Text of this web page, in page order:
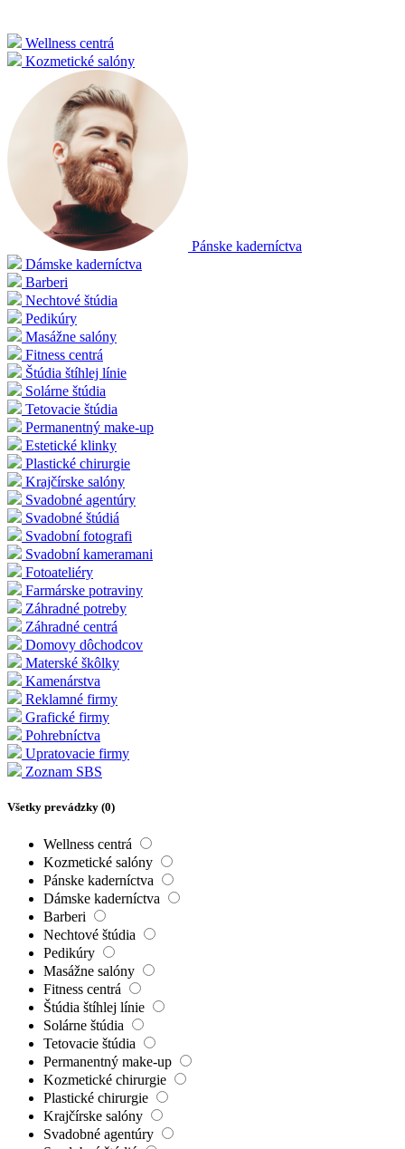
Wellness centrá
Kozmetické salóny
Pánske kaderníctva
Dámske kaderníctva
Barberi
Nechtové štúdia
Pedikúry
Masážne salóny
Fitness centrá
Štúdia štíhlej línie
Solárne štúdia
Tetovacie štúdia
Permanentný make-up
Estetické klinky
Plastické chirurgie
Krajčírske salóny
Svadobné agentúry
Svadobné štúdiá
Svadobní fotografi
Svadobní kameramani
Fotoateliéry
Farmárske potraviny
Záhradné potreby
Záhradné centrá
Domovy dôchodcov
Materské škôlky
Kamenárstva
Reklamné firmy
Grafické firmy
Pohrebníctva
Upratovacie firmy
Zoznam SBS
Všetky prevádzky (0)
Wellness centrá
Kozmetické salóny
Pánske kaderníctva
Dámske kaderníctva
Barberi
Nechtové štúdia
Pedikúry
Masážne salóny
Fitness centrá
Štúdia štíhlej línie
Solárne štúdia
Tetovacie štúdia
Permanentný make-up
Kozmetické chirurgie
Plastické chirurgie
Krajčírske salóny
Svadobné agentúry